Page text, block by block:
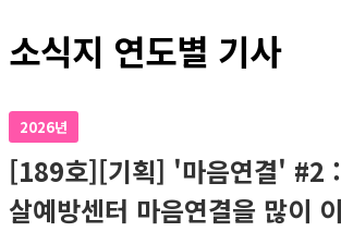
소식지 연도별 기사
2026년
[189호][기획] '마음연결' #2
살예방센터 마음연결을 많이